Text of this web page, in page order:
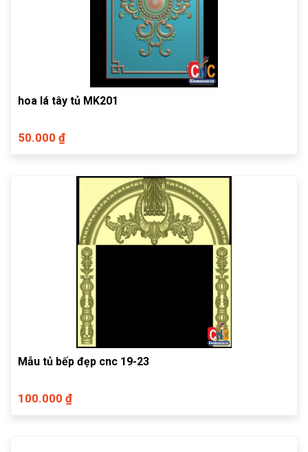
hoa lá tây tủ MK201
50.000 ₫
Mẫu tủ bếp đẹp cnc 19-23
100.000 ₫